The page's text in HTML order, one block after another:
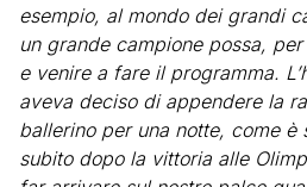
esempio, al mondo dei grandi
un grande campione possa,
e venire a fare il programma.
aveva deciso di appendere la
ballerino per una notte, come è
subito dopo la vittoria alle